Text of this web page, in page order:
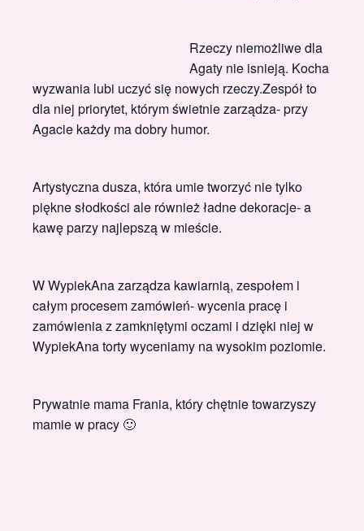
Rzeczy niemożliwe dla
Agaty nie isnieją. Kocha
wyzwania lubi uczyć się nowych rzeczy.Zespół to
dla niej priorytet, którym świetnie zarządza- przy
Agacie każdy ma dobry humor.
Artystyczna dusza, która umie tworzyć nie tylko
piękne słodkości ale również ładne dekoracje- a
kawę parzy najlepszą w mieście.
W WypiekAna zarządza kawiarnią, zespołem i
całym procesem zamówień- wycenia pracę i
zamówienia z zamkniętymi oczami i dzięki niej w
WypiekAna torty wyceniamy na wysokim poziomie.
Prywatnie mama Frania, który chętnie towarzyszy
mamie w pracy 🙂